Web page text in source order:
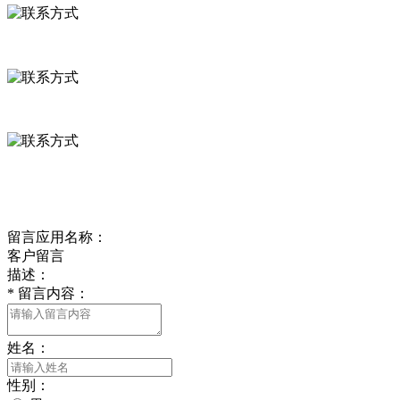
留言应用名称：
客户留言
描述：
* 留言内容：
姓名：
性别：